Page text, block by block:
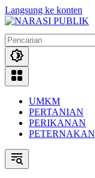
Langsung ke konten
UMKM
PERTANIAN
PERIKANAN
PETERNAKAN